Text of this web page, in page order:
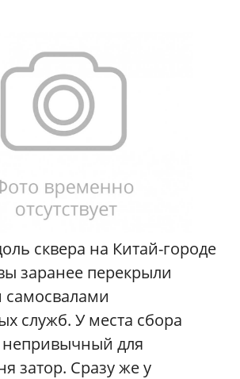
сквера на Китай-городе
заранее перекрыли
служб. У места сбора
непривычный для
затор. Сразу же у